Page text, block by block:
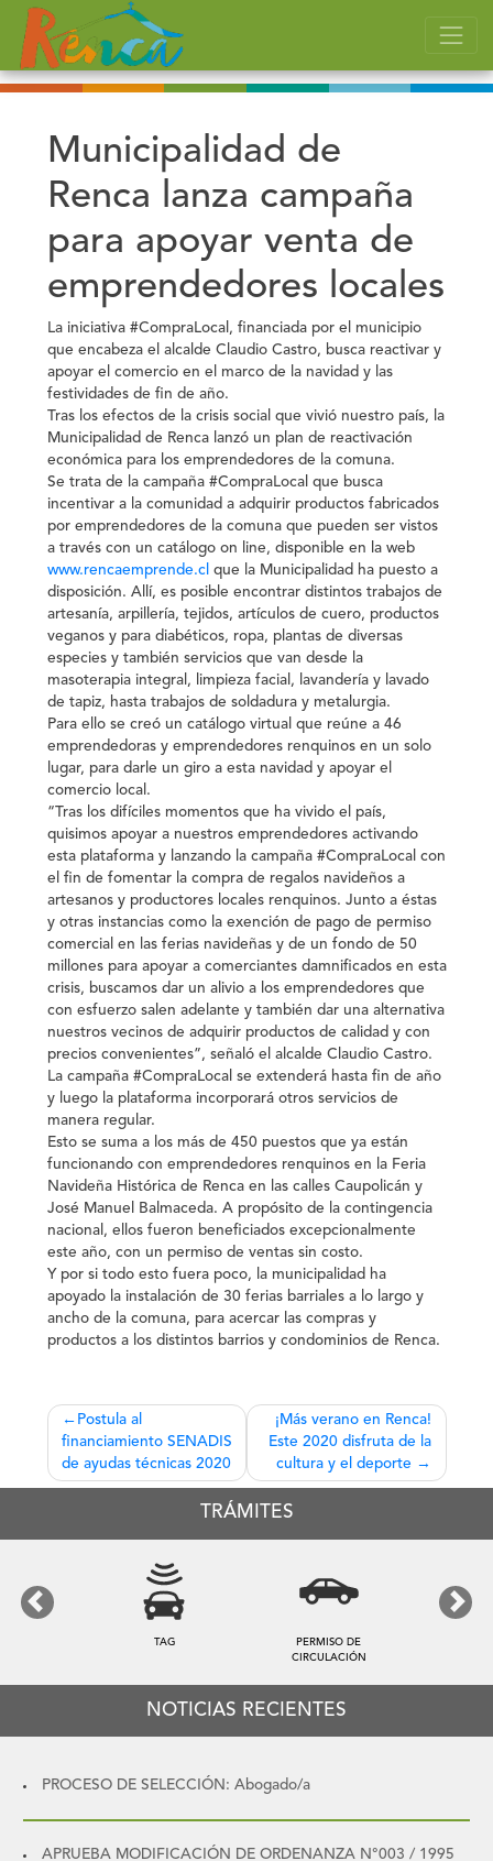
Municipalidad de
Renca lanza campaña
para apoyar venta de
emprendedores locales
La iniciativa #CompraLocal, financiada por el municipio
que encabeza el alcalde Claudio Castro, busca reactivar y
apoyar el comercio en el marco de la navidad y las
festividades de fin de año.
Tras los efectos de la crisis social que vivió nuestro país, la
Municipalidad de Renca lanzó un plan de reactivación
económica para los emprendedores de la comuna.
Se trata de la campaña #CompraLocal que busca
incentivar a la comunidad a adquirir productos fabricados
por emprendedores de la comuna que pueden ser vistos
a través con un catálogo on line, disponible en la web
www.rencaemprende.cl que la Municipalidad ha puesto a
disposición. Allí, es posible encontrar distintos trabajos de
artesanía, arpillería, tejidos, artículos de cuero, productos
veganos y para diabéticos, ropa, plantas de diversas
especies y también servicios que van desde la
masoterapia integral, limpieza facial, lavandería y lavado
de tapiz, hasta trabajos de soldadura y metalurgia.
Para ello se creó un catálogo virtual que reúne a 46
emprendedoras y emprendedores renquinos en un solo
lugar, para darle un giro a esta navidad y apoyar el
comercio local.
“Tras los difíciles momentos que ha vivido el país,
quisimos apoyar a nuestros emprendedores activando
esta plataforma y lanzando la campaña #CompraLocal con
el fin de fomentar la compra de regalos navideños a
artesanos y productores locales renquinos. Junto a éstas
y otras instancias como la exención de pago de permiso
comercial en las ferias navideñas y de un fondo de 50
millones para apoyar a comerciantes damnificados en esta
crisis, buscamos dar un alivio a los emprendedores que
con esfuerzo salen adelante y también dar una alternativa
nuestros vecinos de adquirir productos de calidad y con
precios convenientes”, señaló el alcalde Claudio Castro.
La campaña #CompraLocal se extenderá hasta fin de año
y luego la plataforma incorporará otros servicios de
manera regular.
Esto se suma a los más de 450 puestos que ya están
funcionando con emprendedores renquinos en la Feria
Navideña Histórica de Renca en las calles Caupolicán y
José Manuel Balmaceda. A propósito de la contingencia
nacional, ellos fueron beneficiados excepcionalmente
este año, con un permiso de ventas sin costo.
Y por si todo esto fuera poco, la municipalidad ha
apoyado la instalación de 30 ferias barriales a lo largo y
ancho de la comuna, para acercar las compras y
productos a los distintos barrios y condominios de Renca.
Navegación
de
entradas
Postula al
financiamiento SENADIS
de ayudas técnicas 2020
¡Más verano en Renca!
Este 2020 disfruta de la
cultura y el deporte
TRÁMITES
TAG
PERMISO DE
CIRCULACIÓN
Previous Next
NOTICIAS RECIENTES
PROCESO DE SELECCIÓN: Abogado/a
APRUEBA MODIFICACIÓN DE ORDENANZA N°003 / 1995